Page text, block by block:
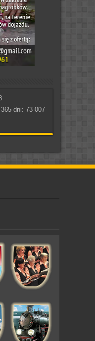
dni: 73 007